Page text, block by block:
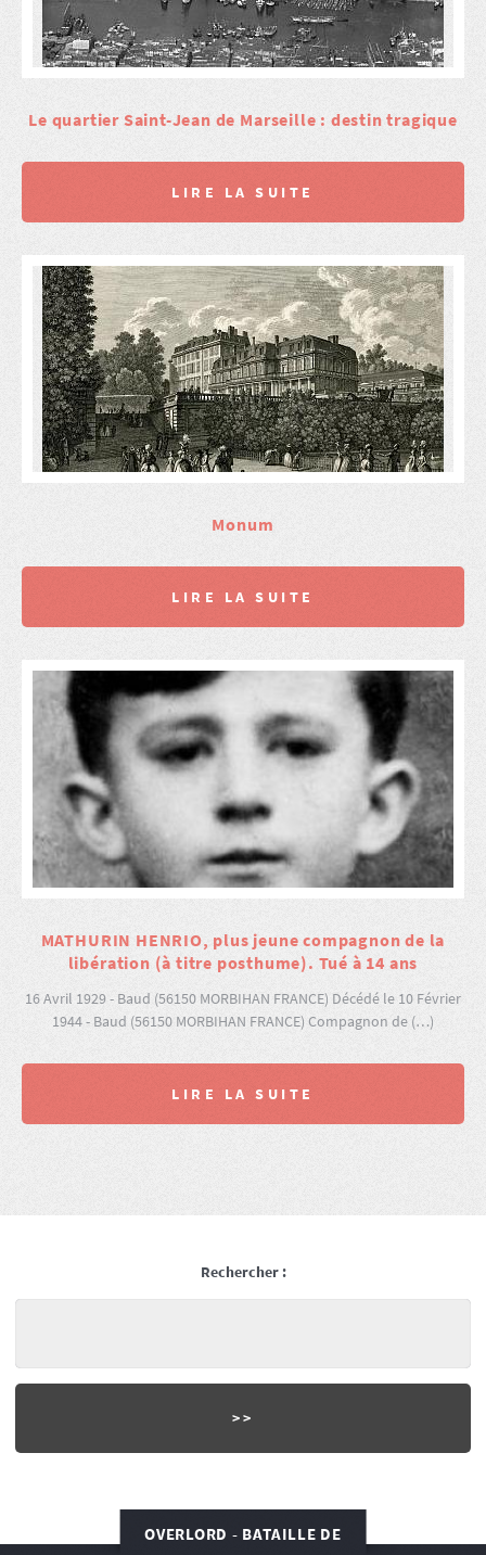
Le quartier Saint-Jean de Marseille : destin tragique
LIRE LA SUITE
Monum
LIRE LA SUITE
MATHURIN HENRIO, plus jeune compagnon de la
libération (à titre posthume). Tué à 14 ans
16 Avril 1929 - Baud (56150 MORBIHAN FRANCE) Décédé le 10 Février
1944 - Baud (56150 MORBIHAN FRANCE) Compagnon de (…)
LIRE LA SUITE
Rechercher :
OVERLORD - BATAILLE DE